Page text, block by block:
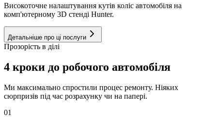
Високоточне налаштування кутів коліс автомобіля на
комп'ютерному 3D стенді Hunter.
Детальніше про ці послуги
Прозорість в ділі
4 кроки до робочого автомобіля
Ми максимально спростили процес ремонту. Ніяких
сюрпризів під час розрахунку чи на папері.
01